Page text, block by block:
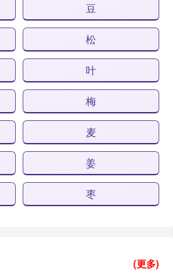
豆
松
叶
梅
麦
姜
枣
(更多)